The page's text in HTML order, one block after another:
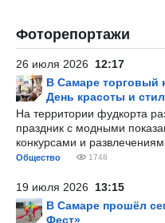
Фоторепортажи
26 июля 2026 12:17
В Самаре торговый
День красоты и
На территории фудкорта
праздник с модными
конкурсами и
Общество 1748
19 июля 2026 13:15
В Самаре прошёл
Фест»